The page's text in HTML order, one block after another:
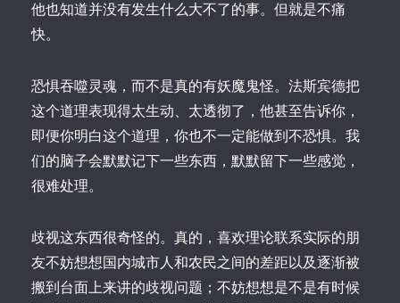
他也知道并没有发生什么大不了的事。但就是不痛
快。
恐惧吞噬灵魂，而不是真的有妖魔鬼怪。法斯宾德把
这个道理表现得太生动、太透彻了，他甚至告诉你，
即便你明白这个道理，你也不一定能做到不恐惧。我
们的脑子会默默记下一些东西，默默留下一些感觉，
很难处理。
歧视这东西很奇怪的。真的，喜欢理论联系实际的朋
友不妨想想国内城市人和农民之间的差距以及逐渐被
搬到台面上来讲的歧视问题；不妨想想是不是有时候